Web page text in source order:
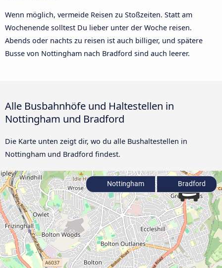
Wenn möglich, vermeide Reisen zu Stoßzeiten. Statt am
Wochenende solltest Du lieber unter der Woche reisen.
Abends oder nachts zu reisen ist auch billiger, und spätere
Busse von Nottingham nach Bradford sind auch leerer.
Alle Busbahnhöfe und Haltestellen in
Nottingham und Bradford
Die Karte unten zeigt dir, wo du alle Bushaltestellen in
Nottingham und Bradford findest.
Nottingham Bradford